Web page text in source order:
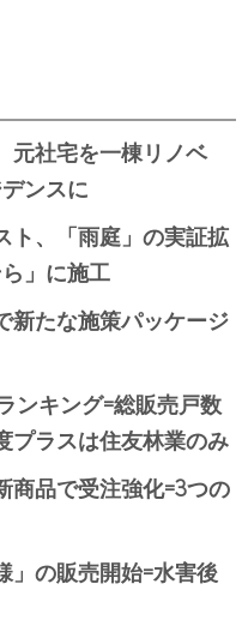
元社宅を一棟リノベ
ンスに
ト、「雨庭」の実証拡
」に施工
新たな施策パッケージ
ンキング=総販売戸数
プラスは住友林業のみ
商品で受注強化=3つの
」の販売開始=水害後